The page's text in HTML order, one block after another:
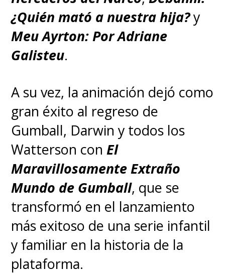
¿Quién mató a nuestra hija?y
Meu Ayrton: Por Adriane
Galisteu.
A su vez, la animación dejó como
gran éxito al regreso de
Gumball, Darwin y todos los
Watterson conEl
Maravillosamente Extraño
Mundo de Gumball, que se
transformó en el lanzamiento
más exitoso de una serie infantil
y familiar en la historia de la
plataforma.